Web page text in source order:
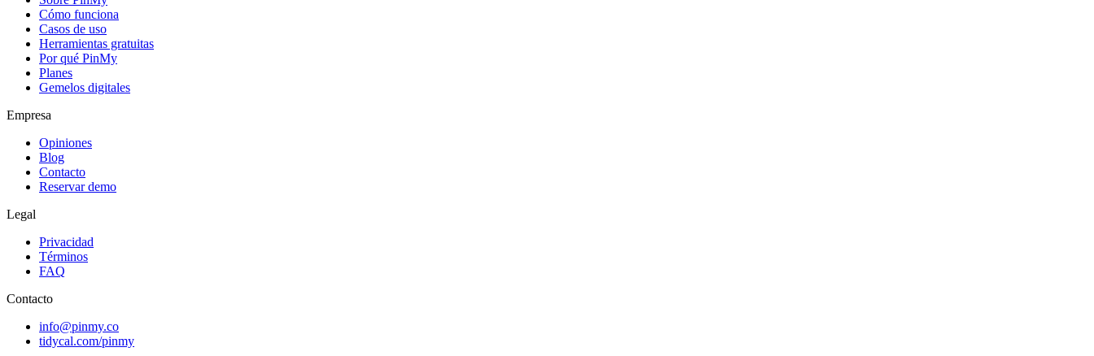
Cómo funciona
Casos de uso
Herramientas gratuitas
Por qué PinMy
Planes
Gemelos digitales
Empresa
Opiniones
Blog
Contacto
Reservar demo
Legal
Privacidad
Términos
FAQ
Contacto
info@pinmy.co
tidycal.com/pinmy